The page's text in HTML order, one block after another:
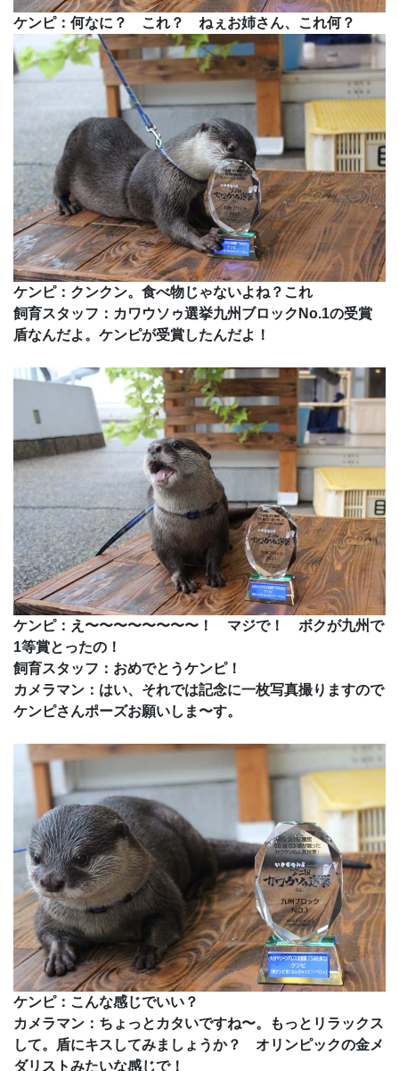
ケンピ：何なに？ これ？ ねぇお姉さん、これ何？
ケンピ：クンクン。食べ物じゃないよね？これ
飼育スタッフ：カワウソゥ選挙九州ブロックNo.1の受賞
盾なんだよ。ケンピが受賞したんだよ！
ケンピ：え〜〜〜〜〜〜〜〜！ マジで！ ボクが九州で
1等賞とったの！
飼育スタッフ：おめでとうケンピ！
カメラマン：はい、それでは記念に一枚写真撮りますので
ケンピさんポーズお願いしま〜す。
ケンピ：こんな感じでいい？
カメラマン：ちょっとカタいですね〜。もっとリラックス
して。盾にキスしてみましょうか？ オリンピックの金メ
ダリストみたいな感じで！